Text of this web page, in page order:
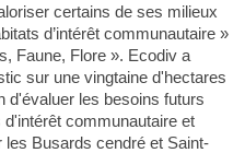
certains de ses milieux
d’intérêt communautaire »
Faune, Flore ». Ecodiv a
sur une vingtaine d'hectares
d'évaluer les besoins futurs
communautaire et
Busards cendré et Saint-